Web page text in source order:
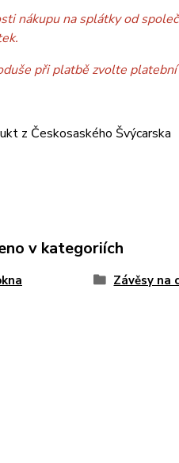
nákupu na splátky od
při platbě zvolte
z Českosaského Švýcarska
v kategoriích
Závěsy na